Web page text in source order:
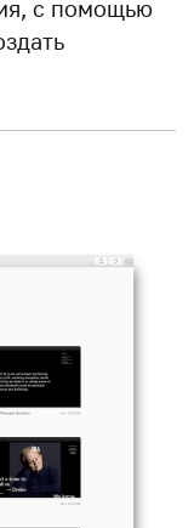
с помощью